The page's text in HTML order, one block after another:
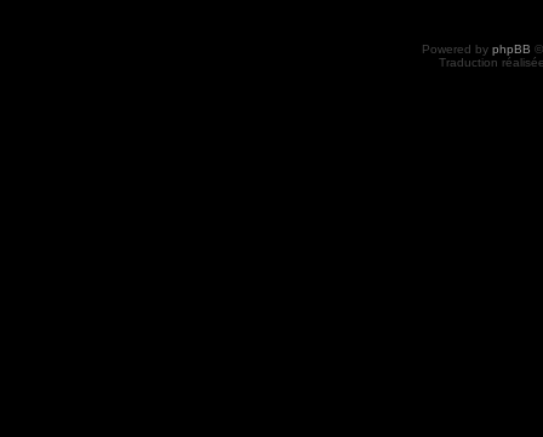
Powered by phpBB
Traduction